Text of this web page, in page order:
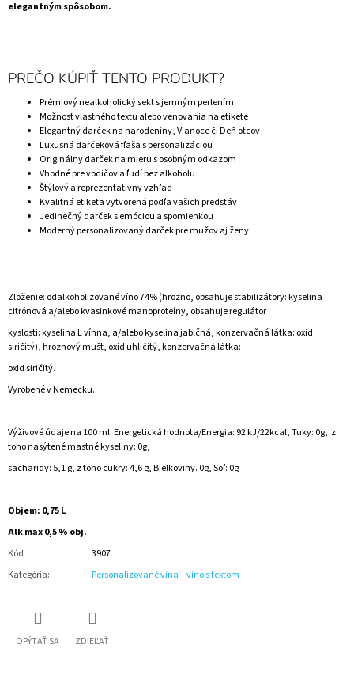
elegantným spôsobom.
PREČO KÚPIŤ TENTO PRODUKT?
Prémiový nealkoholický sekt s jemným perlením
Možnosť vlastného textu alebo venovania na etikete
Elegantný darček na narodeniny, Vianoce či Deň otcov
Luxusná darčeková fľaša s personalizáciou
Originálny darček na mieru s osobným odkazom
Vhodné pre vodičov a ľudí bez alkoholu
Štýlový a reprezentatívny vzhľad
Kvalitná etiketa vytvorená podľa vašich predstáv
Jedinečný darček s emóciou a spomienkou
Moderný personalizovaný darček pre mužov aj ženy
Zloženie: odalkoholizované víno 74% (hrozno, obsahuje stabilizátory: kyselina
citrónová a/alebo kvasinkové manoproteíny, obsahuje regulátor
kyslosti: kyselina L vínna, a/alebo kyselina jablčná, konzervačná látka: oxid
siričitý), hroznový mušt, oxid uhličitý, konzervačná látka:
oxid siričitý.
Vyrobené v Nemecku.
Výživové údaje na 100 ml: Energetická hodnota/Energia: 92 kJ/22kcal, Tuky: 0g, z
toho nasýtené mastné kyseliny: 0g,
sacharidy: 5,1 g, z toho cukry: 4,6 g, Bielkoviny. 0g, Soľ: 0g
Objem: 0,75 L
Alk max 0,5 % obj.
Kód
3907
Kategória: Personalizované vína – víno s textom
OPÝTAŤ SA ZDIEĽAŤ